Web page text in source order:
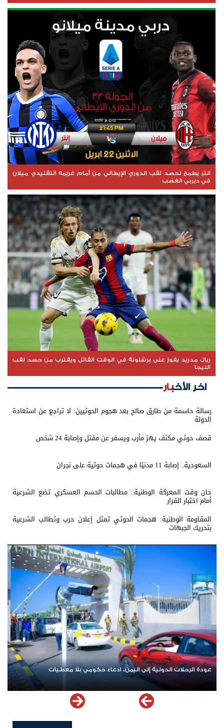
انتر يطمح لحصد لقب الدوري الإيطالي من أمام غريمه التقليدي ميلان
في ديربي الغضب
ريال مدريد يفوز على برشلونة في الوقت القاتل ويقترب من حصد لقب
الليجا
اخر الأخبار
رسالة حاسمة من طارق صالح بعد هجوم الحوثيين: لا تراجع عن استعادة
الدولة
قصف حوثي مكثف يهز مأرب ويسفر عن مقتل وإصابة 24 شخص
السعودية.. إصابة 11 مدنيًا في هجمات حوثية على نجران
حان وقت المعركة الوطنية.. مطالبات الحسم العسكري تضع الشرعية
أمام اختبار القرار
المقاومة الوطنية: هجمات الحوثي تمثل إعلان حرب وتطالب الشرعية
بتحريك الجبهات
عودة الرحلات الدولية إلى اليمن.. ادعاء حكومي بلا معطيات